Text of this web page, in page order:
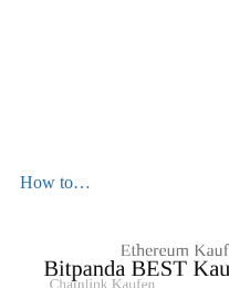
How to…